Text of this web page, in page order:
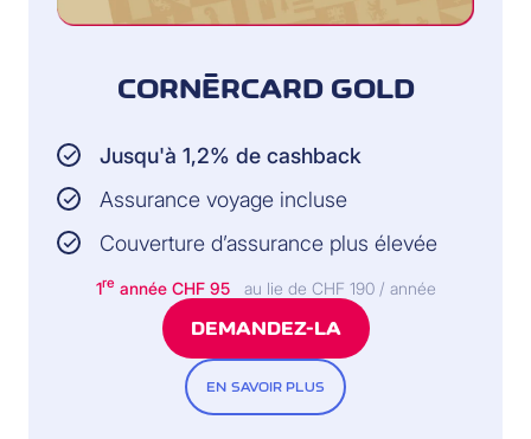
CORNÈRCARD GOLD
Jusqu'à 1,2% de cashback
Assurance voyage incluse
Couverture d’assurance plus élevée
1re année CHF 95 au lie de CHF 190 / année
DEMANDEZ-LA
EN SAVOIR PLUS